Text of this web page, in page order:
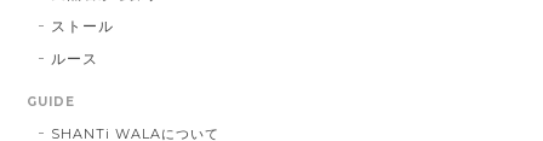
ストール
ルース
GUIDE
SHANTi WALAについて